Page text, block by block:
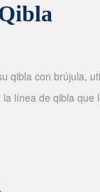
qibla con brújula,
línea de qibla